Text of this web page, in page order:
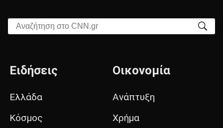
Αναζήτηση στο CNN.gr
Ειδήσεις
Ελλάδα
Κόσμος
Οικονομία
Ανάπτυξη
Χρήμα